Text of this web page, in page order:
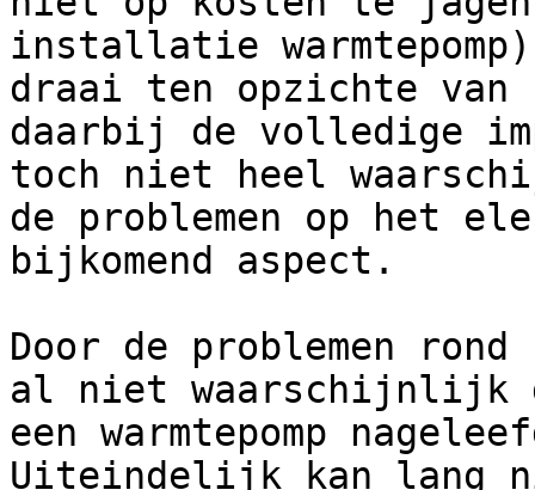
installatie
draai ten opzichte van
daarbij de volledige
toch niet heel
de problemen op het
bijkomend aspect.
Door de problemen
al niet waarschijnlijk
een warmtepomp
Uiteindelijk kan lang